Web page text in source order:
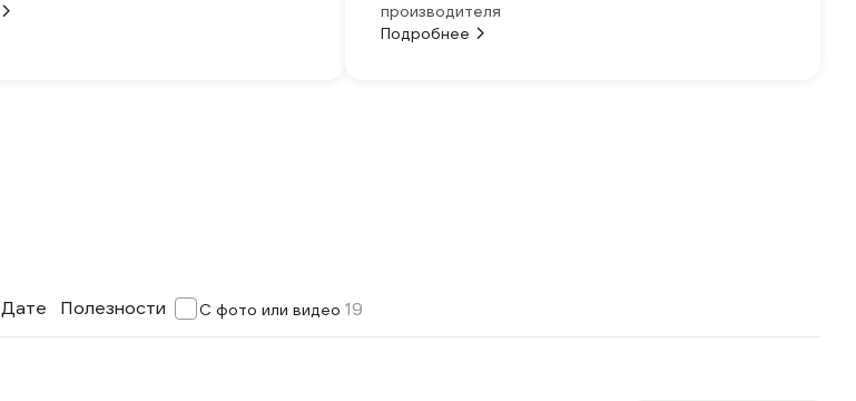
производителя
Подробнее
Дате Полезности С фото или видео 19